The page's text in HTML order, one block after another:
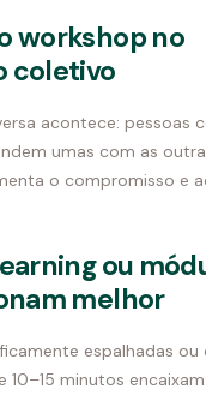
workshop no
coletivo
acontece: pessoas
umas com as
o compromisso e
ou
melhor
espalhadas ou
10–15 minutos